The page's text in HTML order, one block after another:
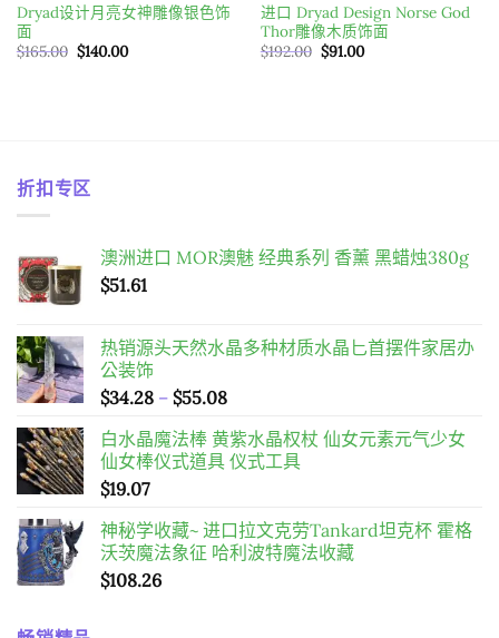
Dryad设计月亮女神雕像银色饰
面
$165.00 原
始
$140.00目
进口 Dryad Design Norse God
Thor雕像木质饰面
$192.00 原
始
$91.00目
折扣专区
澳洲进口 MOR澳魅 经典系列 香薰 黑蜡烛380g
$51.61
热销源头天然水晶多种材质水晶匕首摆件家居办
公装饰
$34.28 – $55.08價
範
圍：
$55.08
白水晶魔法棒 黄紫水晶权杖 仙女元素元气少女
仙女棒仪式道具 仪式工具
$19.07
神秘学收藏~ 进口拉文克劳Tankard坦克杯 霍格
沃茨魔法象征 哈利波特魔法收藏
$108.26